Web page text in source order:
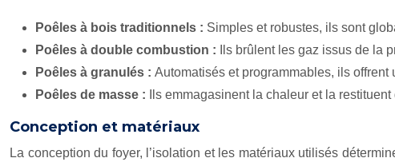
Poêles à bois traditionnels : Simples et robustes, ils sont
Poêles à double combustion :
Ils brûlent les gaz issus de la
Poêles à granulés : Automatisés et programmables, ils
Poêles de masse :
Ils emmagasinent la chaleur et la
Conception et matériaux
La conception du foyer, l’isolation et les matériaux utilisés